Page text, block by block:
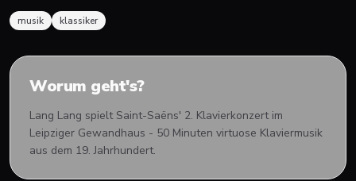
musik klassiker
Worum geht's?
Lang Lang spielt Saint-Saëns' 2. Klavierkonzert im
Leipziger Gewandhaus - 50 Minuten virtuose Klaviermusik
aus dem 19. Jahrhundert.